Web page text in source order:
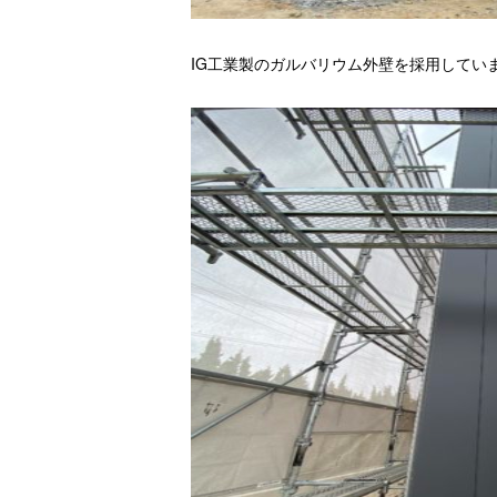
IG工業製のガルバリウム外壁を採用してい